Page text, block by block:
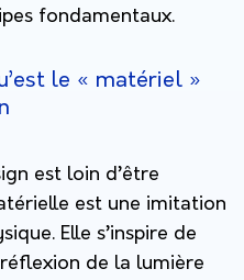
fondamentaux.
le « matériel »
est loin d’être
est une imitation
Elle s’inspire de
de la lumière